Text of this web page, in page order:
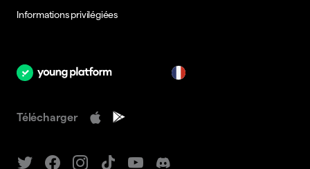
Informations privilégiées
Télécharger